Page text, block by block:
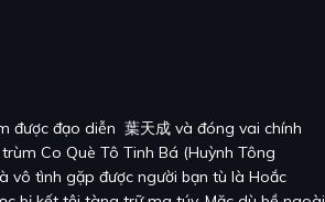
được đạo diễn 葉天成 và đóng vai chính
Co Què Tô Tinh Bá (Huỳnh Tông
vô tình gặp được người bạn tù là Hoắc